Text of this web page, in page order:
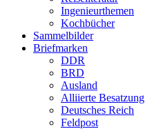
Ingenieurthemen
Kochbücher
Sammelbilder
Briefmarken
DDR
BRD
Ausland
Alliierte Besatzung
Deutsches Reich
Feldpost